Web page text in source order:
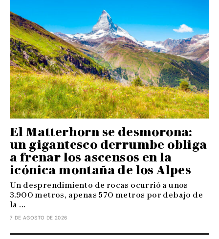
El Matterhorn se desmorona:
un gigantesco derrumbe obliga
a frenar los ascensos en la
icónica montaña de los Alpes
Un desprendimiento de rocas ocurrió a unos
3.900 metros, apenas 570 metros por debajo de
la ...
7 DE AGOSTO DE 2026